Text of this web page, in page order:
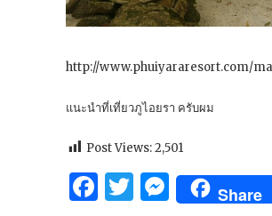
http://www.phuiyararesort.com/
แนะนำที่เที่ยวภูไอยรา ครับผม
Post Views:2,501
Facebook
TwitterShare